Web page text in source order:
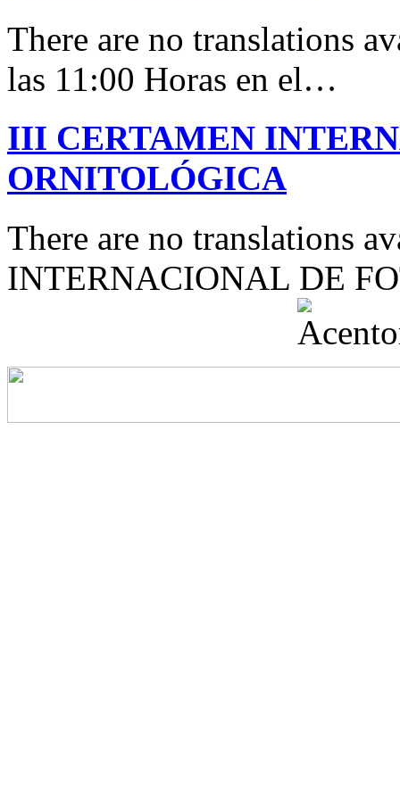
There are no translations
las 11:00 Horas en el…
III CERTAMEN
ORNITOLÓGICA
There are no translations
INTERNACIONAL DE